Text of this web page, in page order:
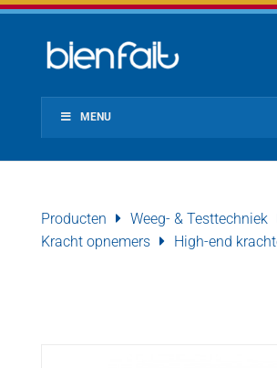
MENU
Producten
Weeg- & Testtechniek
Kracht opnemers
High-end